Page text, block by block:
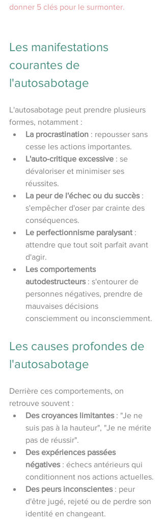
donner 5 clés pour le surmonter.
Les manifestations
courantes de
l'autosabotage
L'autosabotage peut prendre plusieurs
formes, notamment :
La procrastination : repousser sans
cesse les actions importantes.
L'auto-critique excessive : se
dévaloriser et minimiser ses
réussites.
La peur de l'échec ou du succès :
s'empêcher d'oser par crainte des
conséquences.
Le perfectionnisme paralysant :
attendre que tout soit parfait avant
d'agir.
Les comportements
autodestructeurs : s'entourer de
personnes négatives, prendre de
mauvaises décisions
consciemment ou inconsciemment.
Les causes profondes de
l'autosabotage
Derrière ces comportements, on
retrouve souvent :
Des croyances limitantes : "Je ne
suis pas à la hauteur", "Je ne mérite
pas de réussir".
Des expériences passées
négatives : échecs antérieurs qui
conditionnent nos actions actuelles.
Des peurs inconscientes : peur
d'être jugé, rejeté ou de perdre son
identité en changeant.